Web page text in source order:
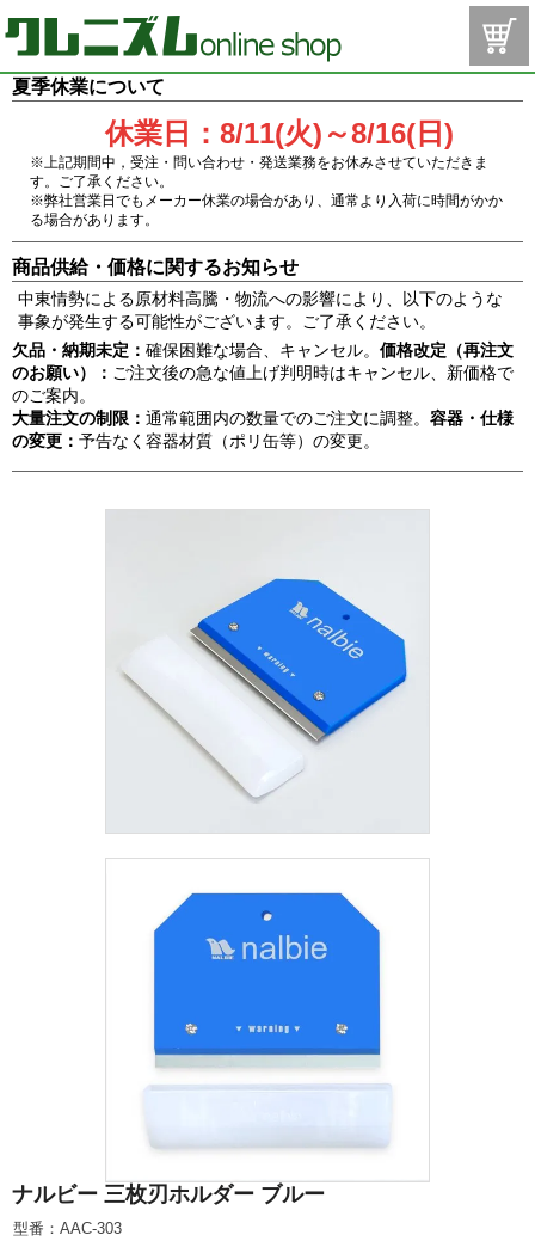
夏季休業について
休業日：8/11(火)～8/16(日)
※上記期間中，受注・問い合わせ・発送業務をお休みさせていただきま
す。ご了承ください。
※弊社営業日でもメーカー休業の場合があり、通常より入荷に時間がかか
る場合があります。
商品供給・価格に関するお知らせ
中東情勢による原材料高騰・物流への影響により、以下のような
事象が発生する可能性がございます。ご了承ください。
欠品・納期未定： 確保困難な場合、キャンセル。 価格改定（再注文
のお願い）： ご注文後の急な値上げ判明時はキャンセル、新価格で
のご案内。
大量注文の制限： 通常範囲内の数量でのご注文に調整。 容器・仕様
の変更： 予告なく容器材質（ポリ缶等）の変更。
ナルビー 三枚刃ホルダー ブルー
型番：AAC-303